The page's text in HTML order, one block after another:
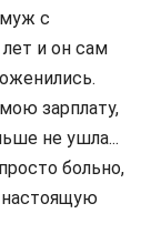
с
и он сам
зарплату,
не ушла...
больно,
настоящую